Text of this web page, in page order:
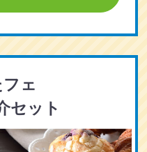
ェ
セット